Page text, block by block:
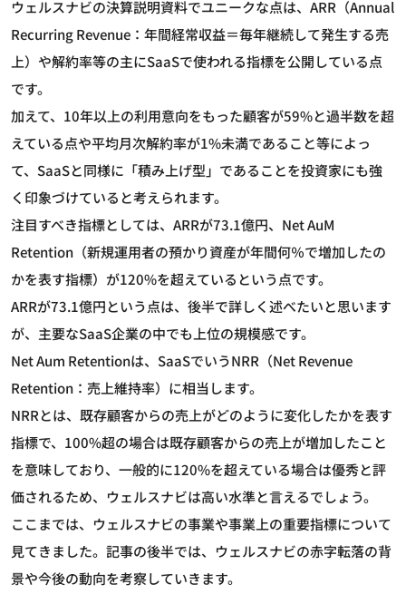
ウェルスナビの決算説明資料でユニークな点は、ARR（Annual
Recurring Revenue：年間経常収益＝毎年継続して発生する売
上）や解約率等の主にSaaSで使われる指標を公開している点
です。
加えて、10年以上の利用意向をもった顧客が59%と過半数を超
えている点や平均月次解約率が1%未満であること等によっ
て、SaaSと同様に「積み上げ型」であることを投資家にも強
く印象づけていると考えられます。
注目すべき指標としては、ARRが73.1億円、Net AuM
Retention（新規運用者の預かり資産が年間何％で増加したの
かを表す指標）が120%を超えているという点です。
ARRが73.1億円という点は、後半で詳しく述べたいと思います
が、主要なSaaS企業の中でも上位の規模感です。
Net Aum Retentionは、SaaSでいうNRR（Net Revenue
Retention：売上維持率）に相当します。
NRRとは、既存顧客からの売上がどのように変化したかを表す
指標で、100%超の場合は既存顧客からの売上が増加したこと
を意味しており、一般的に120%を超えている場合は優秀と評
価されるため、ウェルスナビは高い水準と言えるでしょう。
ここまでは、ウェルスナビの事業や事業上の重要指標について
見てきました。記事の後半では、ウェルスナビの赤字転落の背
景や今後の動向を考察していきます。